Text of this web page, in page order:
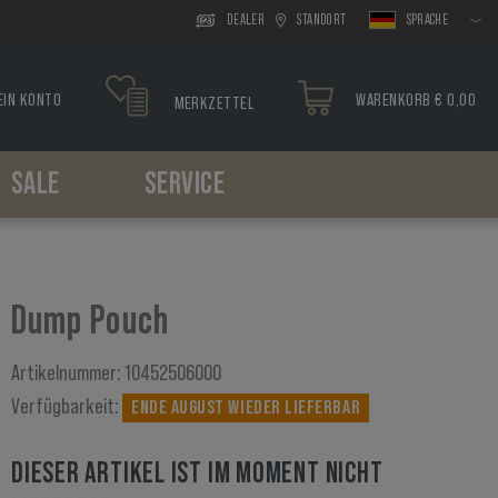
DEALER STANDORT SPRACHE
KONTO MERKZETTEL WARENKORB € 0,00
SALE SERVICE
Sturmhauben
Dump Pouch
Artikelnummer: 10452506000
Verfügbarkeit:
ENDE AUGUST WIEDER LIEFERBAR
DIESER ARTIKEL IST IM MOMENT NICHT